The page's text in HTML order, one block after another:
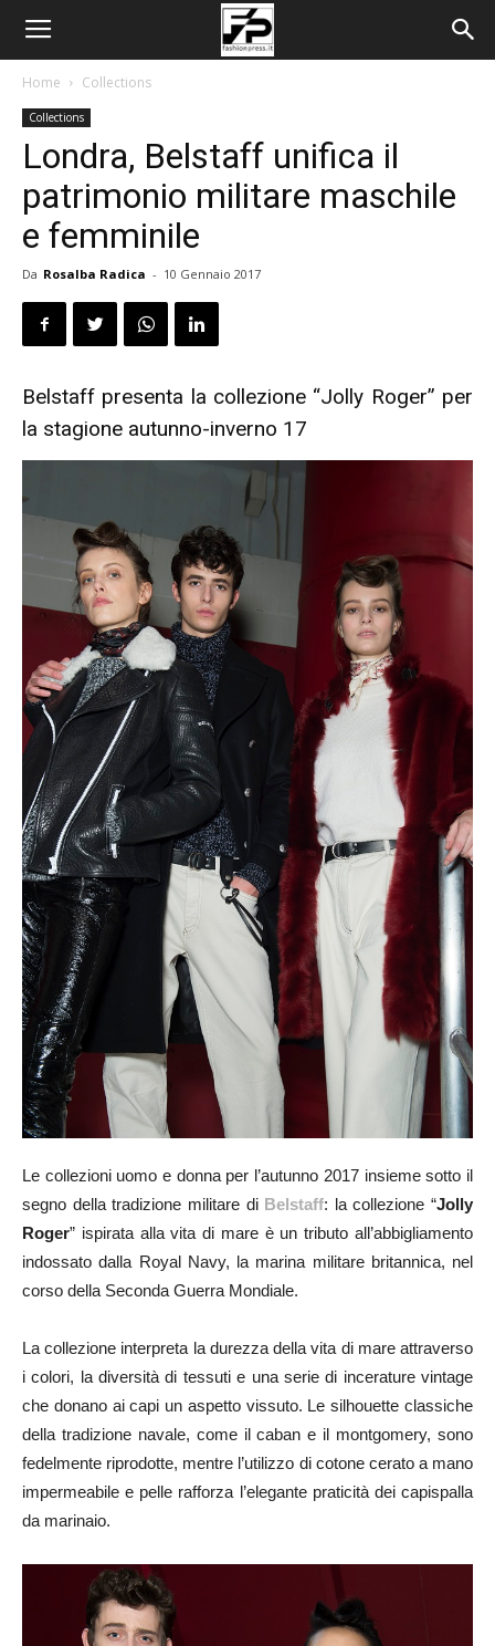
Home Collections
Collections
Londra, Belstaff unifica il
patrimonio militare maschile
e femminile
Da Rosalba Radica - 10 Gennaio 2017
Belstaff presenta la collezione “Jolly Roger” per
la stagione autunno-inverno 17
Le collezioni uomo e donna per l’autunno 2017 insieme sotto il
segno della tradizione militare di Belstaff: la collezione “Jolly
Roger” ispirata alla vita di mare è un tributo all’abbigliamento
indossato dalla Royal Navy, la marina militare britannica, nel
corso della Seconda Guerra Mondiale.
La collezione interpreta la durezza della vita di mare attraverso
i colori, la diversità di tessuti e una serie di incerature vintage
che donano ai capi un aspetto vissuto. Le silhouette classiche
della tradizione navale, come il caban e il montgomery, sono
fedelmente riprodotte, mentre l’utilizzo di cotone cerato a mano
impermeabile e pelle rafforza l’elegante praticità dei capispalla
da marinaio.